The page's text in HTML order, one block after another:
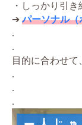
・しっかり引
➔パーソナル（
.
.
目的に合わせて
.
.
.